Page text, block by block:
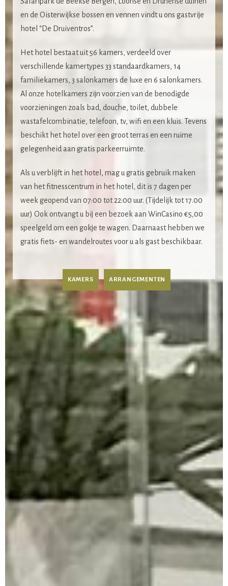
en de Oisterwijkse bossen en vennen vindt u ons gastvrije
hotel “De Druiventros”.
Het hotel bestaat uit 56 kamers, verdeeld over
verschillende kamertypes 33 standaardkamers, 14
familiekamers, 3 salonkamers de luxe en 6 salonkamers.
Al onze hotelkamers zijn voorzien van de benodigde
voorzieningen zoals bad, douche, toilet, dubbele
wastafelcombinatie, telefoon, tv, wifi en een kluis. Tevens
beschikt het hotel over een groot terras en een ruime
gelegenheid aan gratis parkeerruimte.
Als u verblijft in het hotel, mag u gratis gebruik maken
van het fitnesscentrum in het hotel, dit is 7 dagen per
week geopend van 07:00 tot 22:00 uur. (Tijdelijk tot 17.00
uur) Ook ontvangt u bij een bezoek aan WinCasino €5,00
speelgeld om een gokje te wagen. Daarnaast hebben we
gratis fiets- en wandelroutes voor u als gast beschikbaar.
KAMERS ARRANGEMENTEN